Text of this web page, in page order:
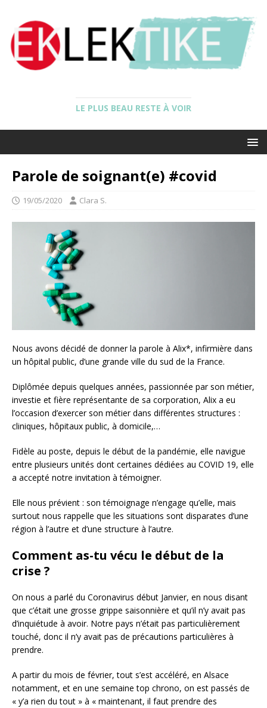
LE PLUS BEAU RESTE À VOIR
Parole de soignant(e) #covid
19/05/2020 Clara S.
Nous avons décidé de donner la parole à Alix*, infirmière dans
un hôpital public, d’une grande ville du sud de la France.
Diplômée depuis quelques années, passionnée par son métier,
investie et fière représentante de sa corporation, Alix a eu
l’occasion d’exercer son métier dans différentes structures :
cliniques, hôpitaux public, à domicile,…
Fidèle au poste, depuis le début de la pandémie, elle navigue
entre plusieurs unités dont certaines dédiées au COVID 19, elle
a accepté notre invitation à témoigner.
Elle nous prévient : son témoignage n’engage qu’elle, mais
surtout nous rappelle que les situations sont disparates d’une
région à l’autre et d’une structure à l’autre.
Comment as-tu vécu le début de la
crise ?
On nous a parlé du Coronavirus début Janvier, en nous disant
que c’était une grosse grippe saisonnière et qu’il n’y avait pas
d’inquiétude à avoir. Notre pays n’était pas particulièrement
touché, donc il n’y avait pas de précautions particulières à
prendre.
A partir du mois de février, tout s’est accéléré, en Alsace
notamment, et en une semaine top chrono, on est passés de
« y’a rien du tout » à « maintenant, il faut prendre des